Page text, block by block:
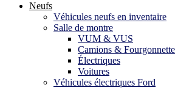
Neufs
Véhicules neufs en inventaire
Salle de montre
VUM & VUS
Camions &
Électriques
Voitures
Véhicules électriques Ford